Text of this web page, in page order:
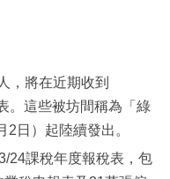
，將在近期收到
。這些被坊間稱為「綠
日）起陸續發出。
24課稅年度報稅表，包